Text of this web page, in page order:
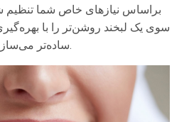
براساس نیازهای خاص شما
سوی یک لبخند روشن‌تر را با
ما در Healthy Türkiye ساده‌تر می‌سازد.